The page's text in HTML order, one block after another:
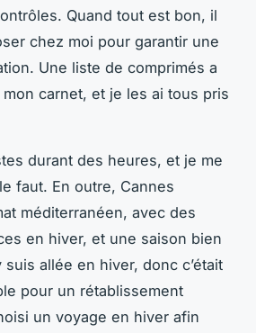
Quand tout est bon, il
chez moi pour garantir une
Une liste de comprimés a
carnet, et je les ai tous pris
durant des heures, et je me
faut. En outre, Cannes
méditerranéen, avec des
en hiver, et une saison bien
suis allée en hiver, donc c’était
pour un rétablissement
un voyage en hiver afin